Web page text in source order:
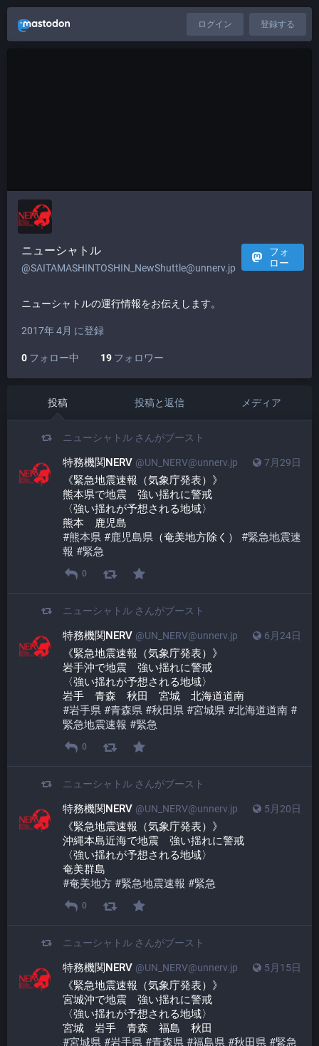
ログイン 登録する
ニューシャトル
@SAITAMASHINTOSHIN_NewShuttle@unnerv.jp
フォ
ロー
ニューシャトルの運行情報をお伝えします。
2017年 4月 に登録
0 フォロー中 19 フォロワー
投稿 投稿と返信 メディア
ニューシャトル さんがブースト
7月29日
特務機関NERV @UN_NERV@unnerv.jp
《緊急地震速報（気象庁発表）》
熊本県で地震　強い揺れに警戒
〈強い揺れが予想される地域〉
熊本　鹿児島
#熊本県 #鹿児島県 （奄美地方除く） #緊急地震速
報 #緊急
0
ニューシャトル さんがブースト
6月24日
特務機関NERV @UN_NERV@unnerv.jp
《緊急地震速報（気象庁発表）》
岩手沖で地震　強い揺れに警戒
〈強い揺れが予想される地域〉
岩手　青森　秋田　宮城　北海道道南
#岩手県 #青森県 #秋田県 #宮城県 #北海道道南 #
緊急地震速報 #緊急
0
ニューシャトル さんがブースト
5月20日
特務機関NERV @UN_NERV@unnerv.jp
《緊急地震速報（気象庁発表）》
沖縄本島近海で地震　強い揺れに警戒
〈強い揺れが予想される地域〉
奄美群島
#奄美地方 #緊急地震速報 #緊急
0
ニューシャトル さんがブースト
5月15日
特務機関NERV @UN_NERV@unnerv.jp
《緊急地震速報（気象庁発表）》
宮城沖で地震　強い揺れに警戒
〈強い揺れが予想される地域〉
宮城　岩手　青森　福島　秋田
#宮城県 #岩手県 #青森県 #福島県 #秋田県 #緊急